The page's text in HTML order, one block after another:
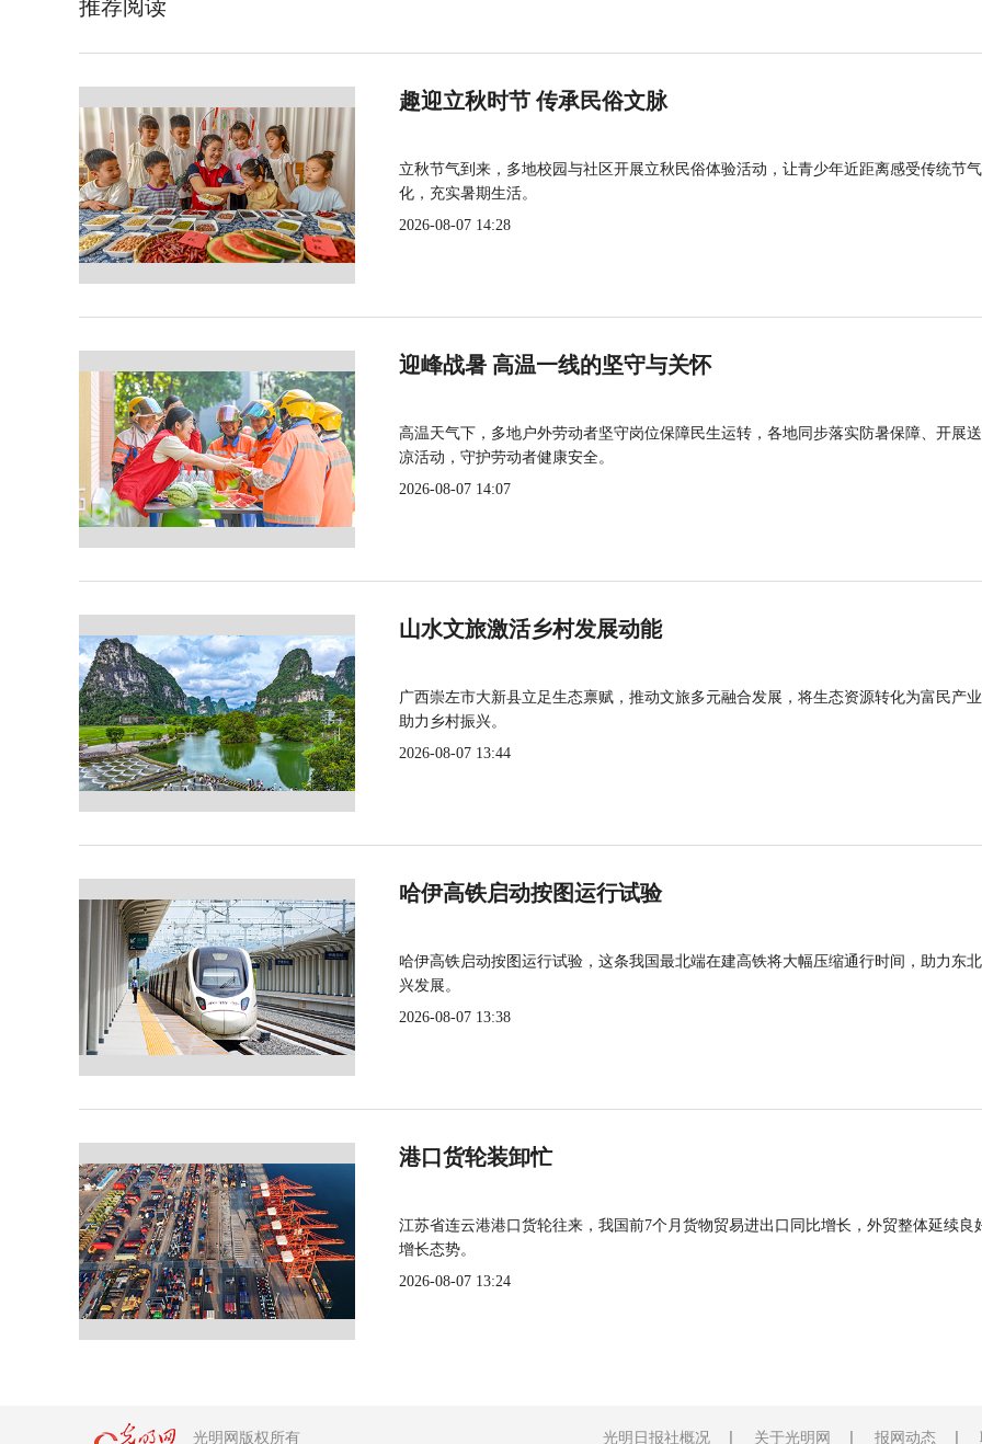
推荐阅读
趣迎立秋时节 传承民俗文脉
立秋节气到来，多地校园与社区开展立秋民俗体验活动，让青少年近距离感受传统节
化，充实暑期生活。
2026-08-07 14:28
迎峰战暑 高温一线的坚守与关怀
高温天气下，多地户外劳动者坚守岗位保障民生运转，各地同步落实防暑保障、开展
凉活动，守护劳动者健康安全。
2026-08-07 14:07
山水文旅激活乡村发展动能
广西崇左市大新县立足生态禀赋，推动文旅多元融合发展，将生态资源转化为富民产
助力乡村振兴。
2026-08-07 13:44
哈伊高铁启动按图运行试验
哈伊高铁启动按图运行试验，这条我国最北端在建高铁将大幅压缩通行时间，助力东
兴发展。
2026-08-07 13:38
港口货轮装卸忙
江苏省连云港港口货轮往来，我国前7个月货物贸易进出口同比增长，外贸整体延续良
增长态势。
2026-08-07 13:24
光明网版权所有 光明日报社概况 关于光明网 报网动态